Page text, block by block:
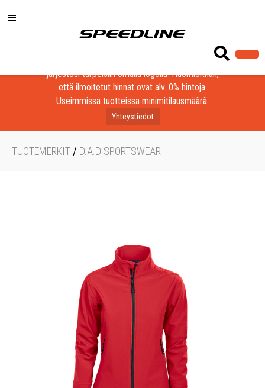
Löydä laadukkaat tuotteet yrityksesi, seurasi tai
järjestösi tarpeisiin omalla logolla! Huomioithan,
että ilmoitetut hinnat ovat alv. 0% hintoja.
Useimmissa tuotteissa minimitilausmäärä.
Yhteystiedot
TUOTEMERKIT / D.A.D SPORTSWEAR